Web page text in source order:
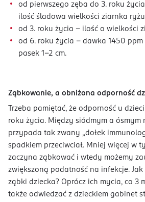
od pierwszego zęba do 3. roku
ilość śladowa wielkości ziarnka
od 3. roku życia - ilość o wielkości
od 6. roku życia - dawka 1450
pasek 1-2 cm.
Ząbkowanie, a obniżona odporność
Trzeba pamiętać, że odporność u
roku życia. Między siódmym a ósmym
przypada tak zwany „dołek
spadkiem przeciwciał. Mniej więcej w
zaczyna ząbkować i wtedy możemy
zwiększoną podatność na infekcje. Jak
ząbki dziecka? Oprócz ich mycia, co 3
także odwiedzać z dzieckiem gabinet